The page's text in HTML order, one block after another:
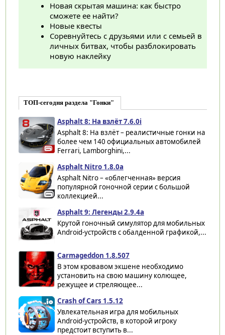
Новая скрытая машина: как быстро
сможете ее найти?
Новые квесты
Соревнуйтесь с друзьями или с семьей в
личных битвах, чтобы разблокировать
новую наклейку
ТОП-сегодня раздела "Гонки"
Asphalt 8: На взлёт 7.6.0i
Asphalt 8: На взлёт – реалистичные гонки на
более чем 140 официальных автомобилей
Ferrari, Lamborghini,...
Asphalt Nitro 1.8.0a
Asphalt Nitro – «облегченная» версия
популярной гоночной серии с большой
коллекцией...
Asphalt 9: Легенды 2.9.4a
Крутой гоночный симулятор для мобильных
Android-устройств с обалденной графикой,...
Carmageddon 1.8.507
В этом кровавом экшене необходимо
установить на свою машину колющее,
режущее и стреляющее...
Crash of Cars 1.5.12
Увлекательная игра для мобильных
Android-устройств, в которой игроку
предстоит вступить в...